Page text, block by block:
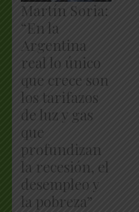
Martín Soria:
“En la
Argentina
real lo único
que crece son
los tarifazos
de luz y gas
que
profundizan
la recesión, el
desempleo y
la pobreza”